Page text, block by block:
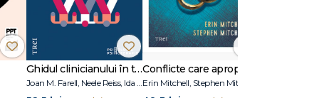
Ghidul clinicianului în terapia schemelor
Joan M. Farell, Neele Reiss, Ida A.Show
Conflicte care apropie
Erin Mitchell, Stephen Mitchell